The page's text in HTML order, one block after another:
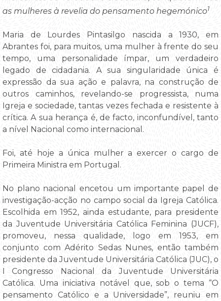
as mulheres à revelia do pensamento hegemónico1
Maria de Lourdes Pintasilgo nascida a 1930, em
Abrantes foi, para muitos, uma mulher à frente do seu
tempo, uma personalidade ímpar, um verdadeiro
legado de cidadania. A sua singularidade única é
expressão da sua ação e palavra, na construção de
outros caminhos, revelando-se progressista, numa
Igreja e sociedade, tantas vezes fechada e resistente à
crítica. A sua herança é, de facto, inconfundível, tanto
a nível Nacional como internacional.
Foi, até hoje a única mulher a exercer o cargo de
Primeira Ministra em Portugal.
No plano nacional encetou um importante papel de
investigação-acção no campo social da Igreja Católica.
Escolhida em 1952, ainda estudante, para presidente
da Juventude Universitária Católica Feminina (JUCF),
promoveu, nessa qualidade, logo em 1953, em
conjunto com Adérito Sedas Nunes, então também
presidente da Juventude Universitária Católica (JUC), o
I Congresso Nacional da Juventude Universitária
Católica. Uma iniciativa notável que, sob o tema “O
pensamento Católico e a Universidade”, reuniu em